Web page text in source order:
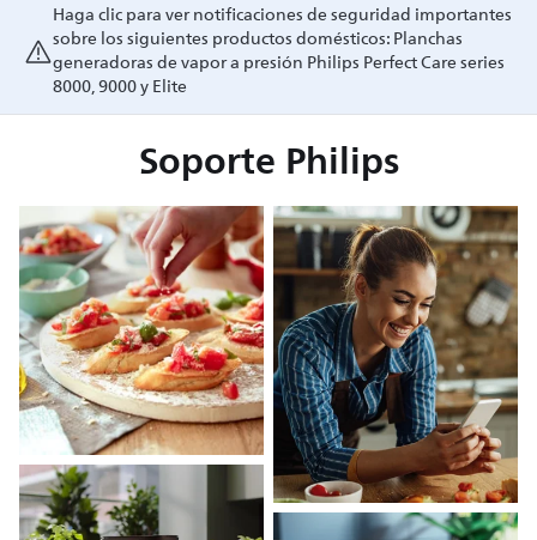
Haga clic para ver notificaciones de seguridad importantes
sobre los siguientes productos domésticos: Planchas
generadoras de vapor a presión Philips Perfect Care series
8000, 9000 y Elite
Soporte Philips